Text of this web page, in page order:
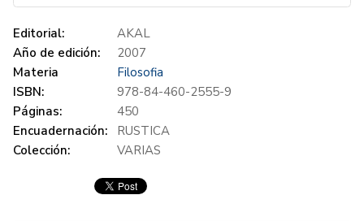
Editorial:
AKAL
Año de edición:
2007
Materia
Filosofia
ISBN:
978-84-460-2555-9
Páginas:
450
Encuadernación:
RUSTICA
Colección:
VARIAS